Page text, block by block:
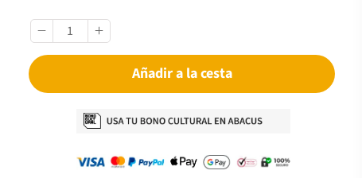
Añadir a la cesta